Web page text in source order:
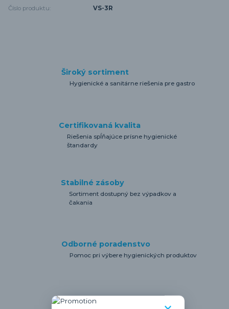
Číslo produktu: VS-3R
Široký sortiment
Hygienické a sanitárne riešenia pre gastro
Certifikovaná kvalita
Riešenia spĺňajúce prísne hygienické
štandardy
Stabilné zásoby
Sortiment dostupný bez výpadkov a
čakania
Odborné poradenstvo
Pomoc pri výbere hygienických produktov